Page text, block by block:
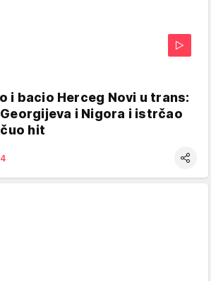
i bacio Herceg Novi u trans:
i Nigora i istrčao
hit
4